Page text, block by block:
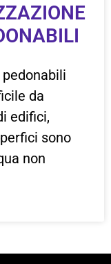
da
edifici,
sono
non